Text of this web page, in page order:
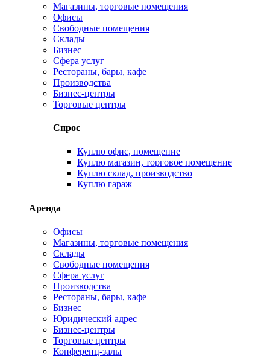
Магазины, торговые помещения
Офисы
Свободные помещения
Склады
Бизнес
Сфера услуг
Рестораны, бары, кафе
Производства
Бизнес-центры
Торговые центры
Спрос
Куплю офис, помещение
Куплю магазин, торговое помещение
Куплю склад, производство
Куплю гараж
Аренда
Офисы
Магазины, торговые помещения
Склады
Свободные помещения
Сфера услуг
Производства
Рестораны, бары, кафе
Бизнес
Юридический адрес
Бизнес-центры
Торговые центры
Конференц-залы